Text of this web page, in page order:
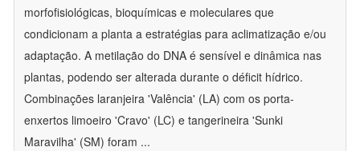
morfofisiológicas, bioquímicas e moleculares que
condicionam a planta a estratégias para aclimatização e/ou
adaptação. A metilação do DNA é sensível e dinâmica nas
plantas, podendo ser alterada durante o déficit hídrico.
Combinações laranjeira 'Valência' (LA) com os porta-
enxertos limoeiro 'Cravo' (LC) e tangerineira 'Sunki
Maravilha' (SM) foram ...